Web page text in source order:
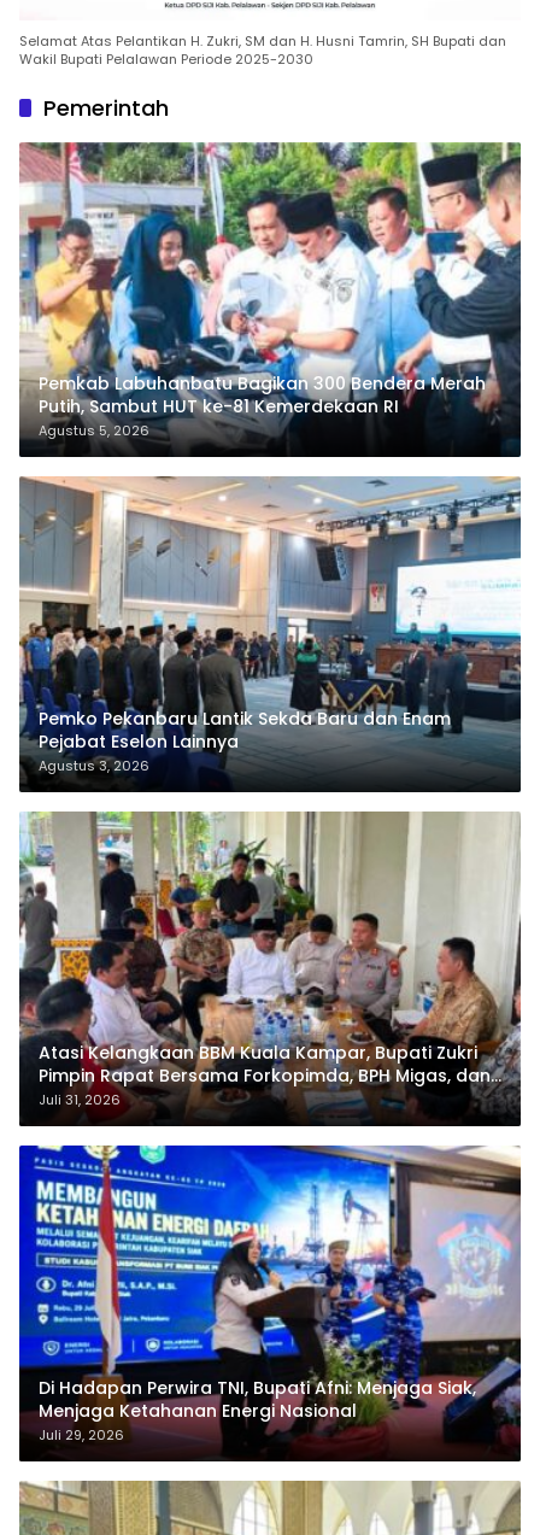
Selamat Atas Pelantikan H. Zukri, SM dan H. Husni Tamrin, SH Bupati dan
Wakil Bupati Pelalawan Periode 2025-2030
Pemerintah
Pemkab Labuhanbatu Bagikan 300 Bendera Merah
Putih, Sambut HUT ke-81 Kemerdekaan RI
Agustus 5, 2026
Pemko Pekanbaru Lantik Sekda Baru dan Enam
Pejabat Eselon Lainnya
Agustus 3, 2026
Atasi Kelangkaan BBM Kuala Kampar, Bupati Zukri
Pimpin Rapat Bersama Forkopimda, BPH Migas, dan
Pertamina
Juli 31, 2026
Di Hadapan Perwira TNI, Bupati Afni: Menjaga Siak,
Menjaga Ketahanan Energi Nasional
Juli 29, 2026